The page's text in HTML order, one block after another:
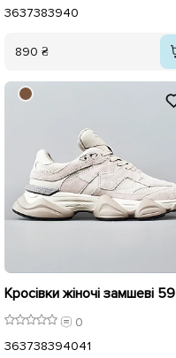
3637383940
890 ₴
0
363738394041